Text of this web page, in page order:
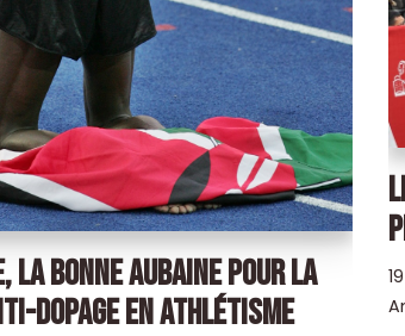
LA BONNE AUBAINE POUR LA
DOPAGE EN ATHLÉTISME